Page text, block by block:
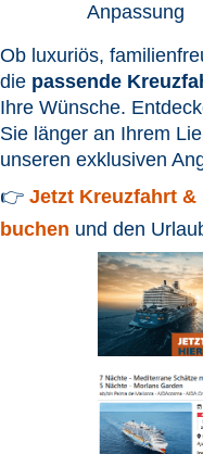
Anpassung
Ob luxuriös,
die passende
Ihre Wünsche.
Sie länger an Ihrem
unseren exklusiven
👉 Jetzt Kreuzfahrt
buchen und den